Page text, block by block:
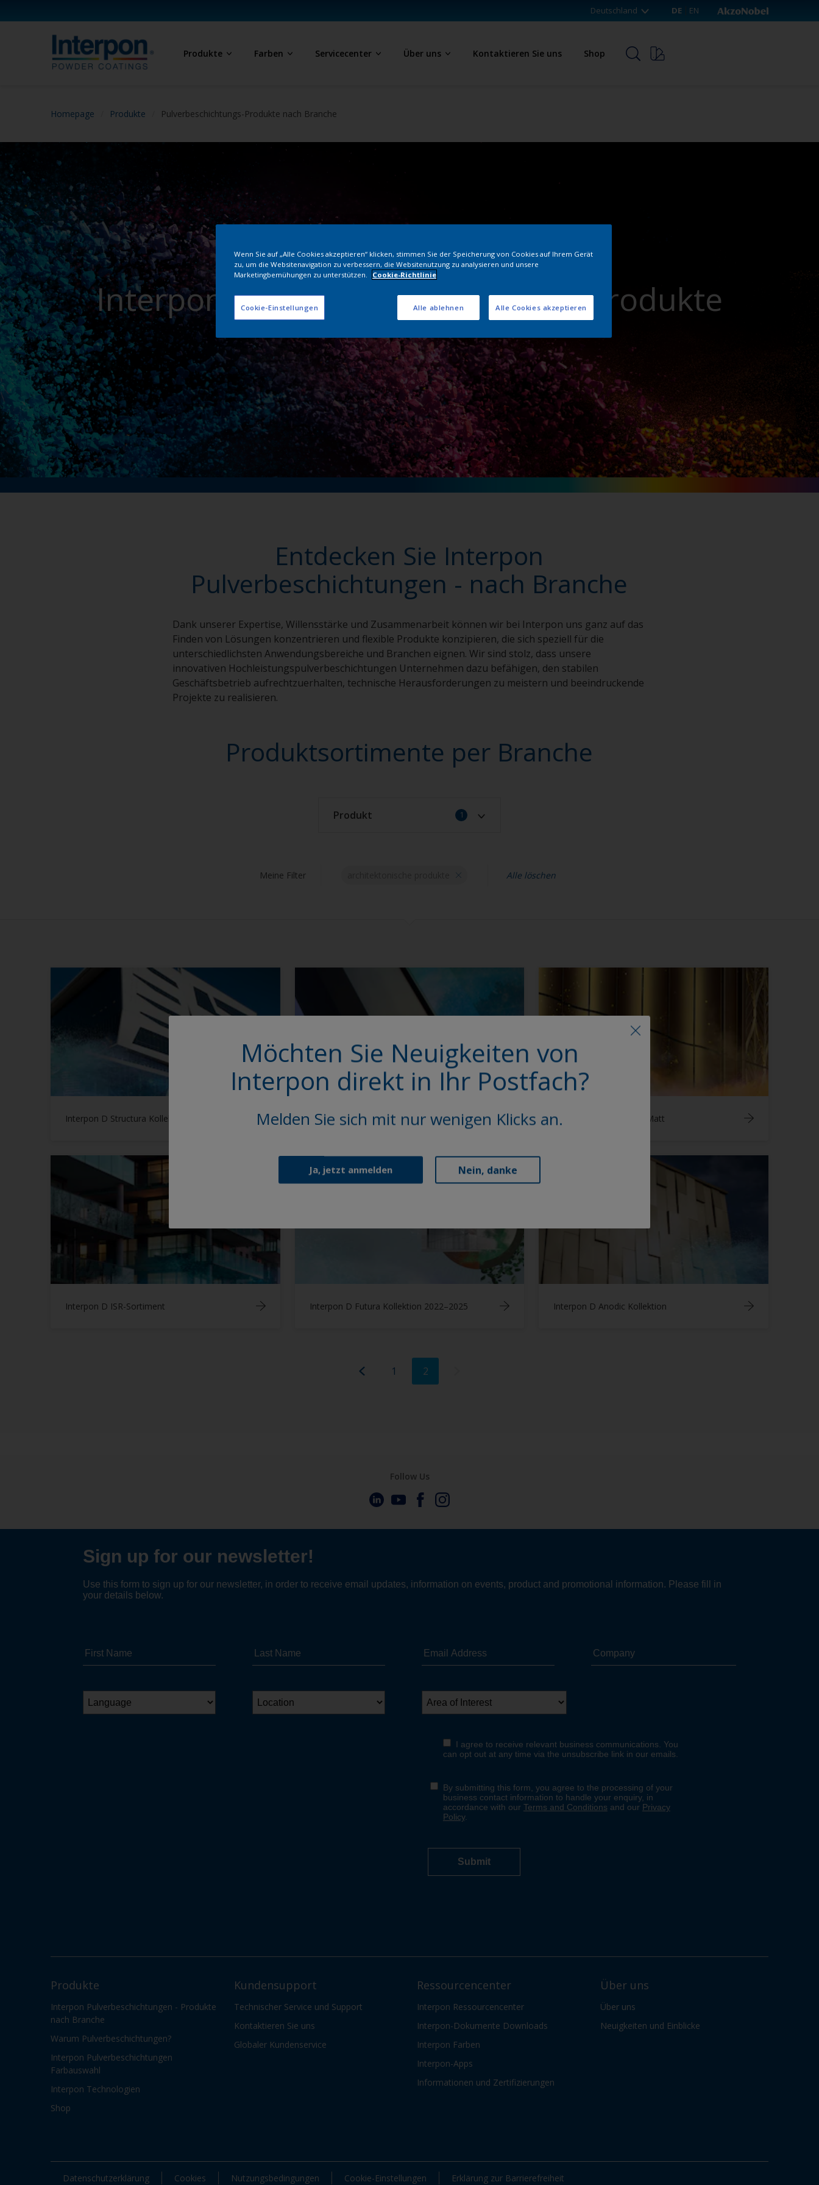
Deutschland DE EN
Produkte Farben Servicecenter Über uns Kontaktieren Sie uns Shop
Homepage Produkte Pulverbeschichtungs-Produkte nach Branche
Interpon Pulverbeschichtungen - Produkte
Entdecken Sie Interpon
Pulverbeschichtungen - nach Branche
Dank unserer Expertise, Willensstärke und Zusammenarbeit können wir bei Interpon uns ganz auf das
Finden von Lösungen konzentrieren und flexible Produkte konzipieren, die sich speziell für die
unterschiedlichsten Anwendungsbereiche und Branchen eignen. Wir sind stolz, dass unsere
innovativen Hochleistungspulverbeschichtungen Unternehmen dazu befähigen, den stabilen
Geschäftsbetrieb aufrechtzuerhalten, technische Herausforderungen zu meistern und beeindruckende
Projekte zu realisieren.
Produktsortimente per Branche
Produkt 1
EV-Produkte
Funktionelle Produkte
Industrielle Produkte
Meine Filter Alle löschen
Interpon D Structura Kollektion Interpon D X-Pro-Sortiment Interpon D Précis Ultra Matt
Interpon D ISR-Sortiment Interpon D Futura Kollektion 2022–2025 Interpon D Anodic Kollektion
1 2
Möchten Sie Neuigkeiten von
Interpon direkt in Ihr Postfach?
Melden Sie sich mit nur wenigen Klicks an.
Ja, jetzt anmelden Nein, danke
Follow Us
Produkte
Interpon Pulverbeschichtungen - Produkte
nach Branche
Warum Pulverbeschichtungen?
Interpon Pulverbeschichtungen
Farbauswahl
Interpon Technologien
Shop
Kundensupport
Technischer Service und Support
Kontaktieren Sie uns
Globaler Kundenservice
Ressourcencenter
Interpon Ressourcencenter
Interpon-Dokumente Downloads
Interpon Farben
Interpon-Apps
Informationen und Zertifizierungen
Über uns
Über uns
Neuigkeiten und Einblicke
Datenschutzerklärung Cookies Nutzungsbedingungen Cookie-Einstellungen Erklärung zur Barrierefreiheit
Wenn Sie auf „Alle Cookies akzeptieren“ klicken, stimmen Sie der Speicherung von Cookies auf Ihrem Gerät
zu, um die Websitenavigation zu verbessern, die Websitenutzung zu analysieren und unsere
Marketingbemühungen zu unterstützen.
Cookie-Richtlinie
Cookie-Einstellungen Alle ablehnen Alle Cookies akzeptieren